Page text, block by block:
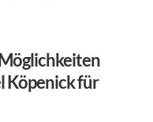
Köpenick für